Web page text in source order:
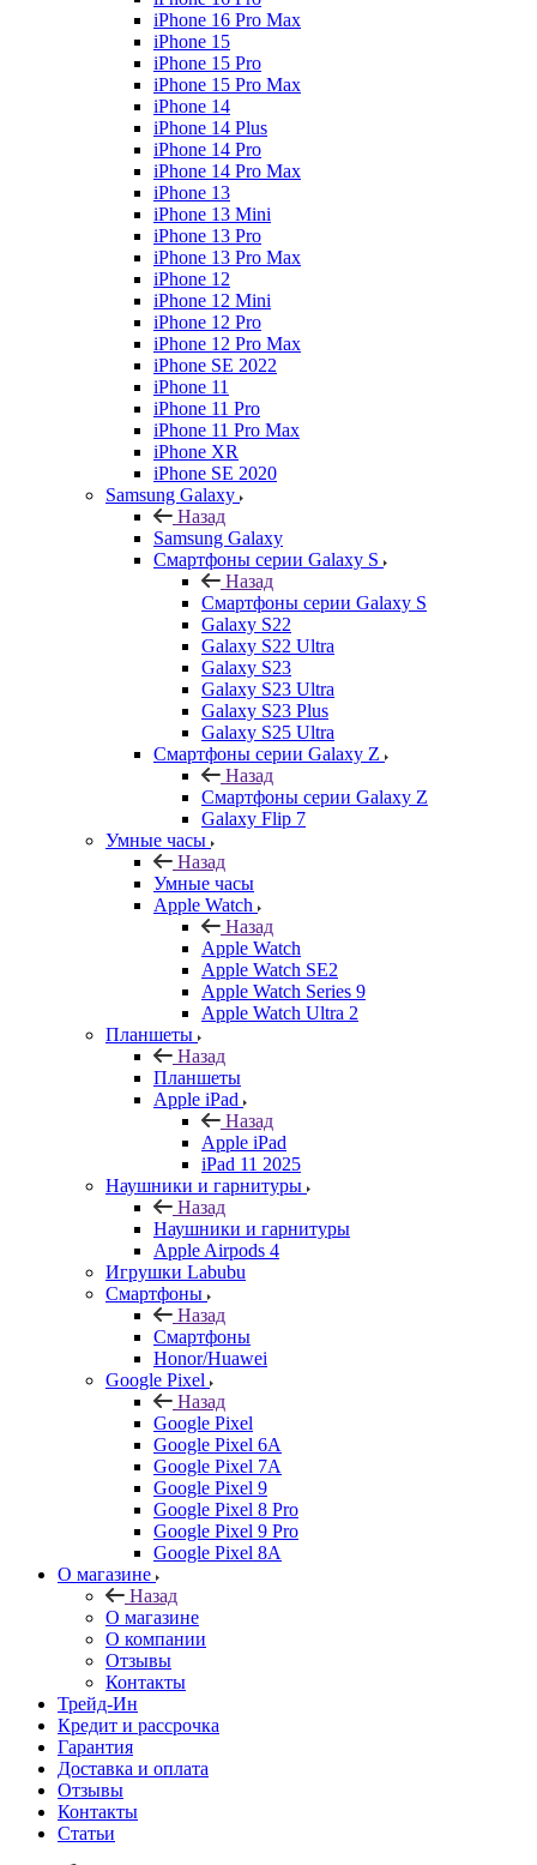
iPhone 16 Pro Max
iPhone 15
iPhone 15 Pro
iPhone 15 Pro Max
iPhone 14
iPhone 14 Plus
iPhone 14 Pro
iPhone 14 Pro Max
iPhone 13
iPhone 13 Mini
iPhone 13 Pro
iPhone 13 Pro Max
iPhone 12
iPhone 12 Mini
iPhone 12 Pro
iPhone 12 Pro Max
iPhone SE 2022
iPhone 11
iPhone 11 Pro
iPhone 11 Pro Max
iPhone XR
iPhone SE 2020
Samsung Galaxy
Назад
Samsung Galaxy
Смартфоны серии Galaxy S
Назад
Смартфоны серии Galaxy S
Galaxy S22
Galaxy S22 Ultra
Galaxy S23
Galaxy S23 Ultra
Galaxy S23 Plus
Galaxy S25 Ultra
Смартфоны серии Galaxy Z
Назад
Смартфоны серии Galaxy Z
Galaxy Flip 7
Умные часы
Назад
Умные часы
Apple Watch
Назад
Apple Watch
Apple Watch SE2
Apple Watch Series 9
Apple Watch Ultra 2
Планшеты
Назад
Планшеты
Apple iPad
Назад
Apple iPad
iPad 11 2025
Наушники и гарнитуры
Назад
Наушники и гарнитуры
Apple Airpods 4
Игрушки Labubu
Смартфоны
Назад
Смартфоны
Honor/Huawei
Google Pixel
Назад
Google Pixel
Google Pixel 6A
Google Pixel 7А
Google Pixel 9
Google Pixel 8 Pro
Google Pixel 9 Pro
Google Pixel 8A
О магазине
Назад
О магазине
О компании
Отзывы
Контакты
Трейд-Ин
Кредит и рассрочка
Гарантия
Доставка и оплата
Отзывы
Контакты
Статьи